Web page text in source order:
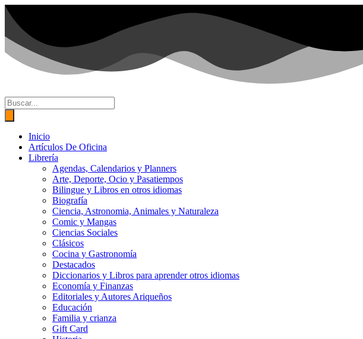
Ir
contenido
Búsqueda
de
productos
Inicio
Artículos De Oficina
Librería
Agendas, Calendarios y Planners
Arte, Deporte, Ocio y Pasatiempos
Bilingue y Libros en otros idiomas
Biografía
Ciencia, Astronomia, Animales y Naturaleza
Comic y Mangas
Ciencias Sociales
Clásicos
Cocina y Gastronomía
Destacados
Diccionarios y Libros para aprender otros idiomas
Economía y Finanzas
Editoriales y Autores Ariqueños
Educación
Familia y crianza
Gift Card